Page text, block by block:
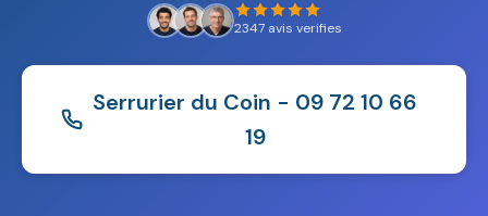
2347 avis verifies
Serrurier du Coin - 09 72 10 66
19